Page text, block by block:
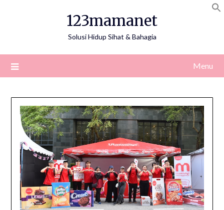
123mamanet
Solusi Hidup Sihat & Bahagia
Menu